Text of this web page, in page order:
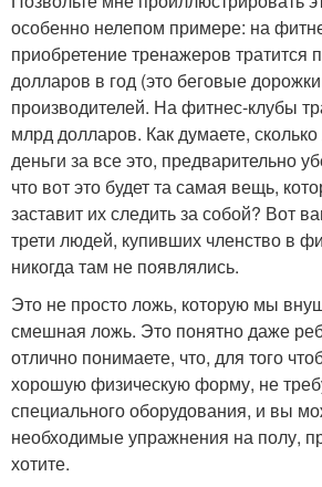
особенно нелепом примере: на
приобретение тренажеров тратится
долларов в год (это беговые
производителей. На фитнес-клубы
млрд долларов. Как думаете,
деньги за все это, предварительно
что вот это будет та самая вещь,
заставит их следить за собой? Вот
трети людей, купивших членство в
никогда там не появлялись.
Это не просто ложь, которую мы
смешная ложь. Это понятно даже
отлично понимаете, что, для того
хорошую физическую форму, не
специального оборудования, и вы
необходимые упражнения на полу,
хотите.